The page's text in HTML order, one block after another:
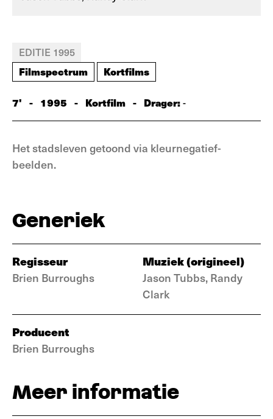
EDITIE 1995
Filmspectrum Kortfilms
7' - 1995 - Kortfilm - Drager:-
Het stadsleven getoond via kleurnegatief-
beelden.
Generiek
Regisseur
Brien Burroughs
Muziek (origineel)
Jason Tubbs, Randy
Clark
Producent
Brien Burroughs
Meer informatie